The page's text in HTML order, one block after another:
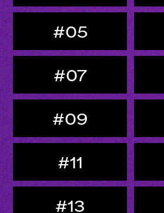
#05
#07
#09
#11
#13